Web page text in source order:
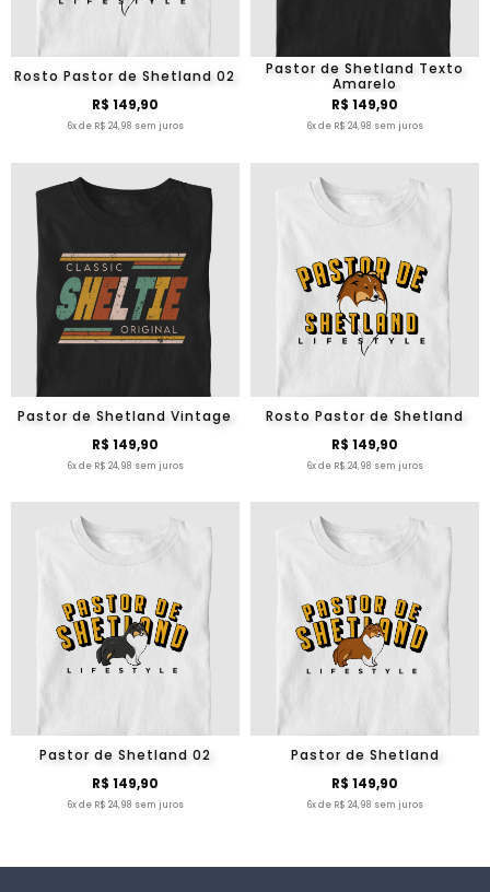
Rosto Pastor de Shetland 02
R$ 149,90
6x de R$ 24,98 sem juros
Pastor de Shetland Texto
Amarelo
R$ 149,90
6x de R$ 24,98 sem juros
Pastor de Shetland Vintage
R$ 149,90
6x de R$ 24,98 sem juros
Rosto Pastor de Shetland
R$ 149,90
6x de R$ 24,98 sem juros
Pastor de Shetland 02
R$ 149,90
6x de R$ 24,98 sem juros
Pastor de Shetland
R$ 149,90
6x de R$ 24,98 sem juros